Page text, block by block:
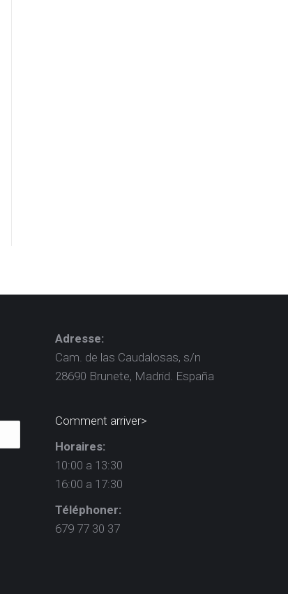
Adresse:
Cam. de las Caudalosas, s/n
28690 Brunete, Madrid. España
Comment arriver>
Horaires:
10:00 a 13:30
16:00 a 17:30
Téléphoner:
679 77 30 37